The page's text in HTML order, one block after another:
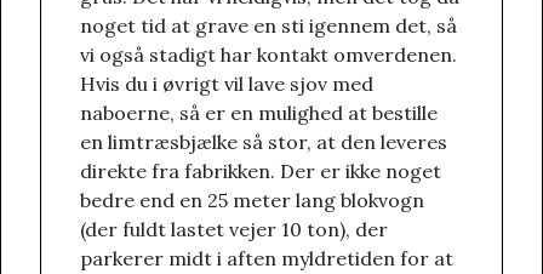
noget tid at grave en sti igennem det, så
vi også stadigt har kontakt omverdenen.
Hvis du i øvrigt vil lave sjov med
naboerne, så er en mulighed at bestille
en limtræsbjælke så stor, at den leveres
direkte fra fabrikken. Der er ikke noget
bedre end en 25 meter lang blokvogn
(der fuldt lastet vejer 10 ton), der
parkerer midt i aften myldretiden for at